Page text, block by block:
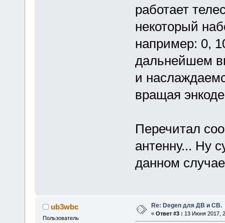
работает
некоторый
например: 0,
дальнейшем
и
вращая
Перечитал
антенну... Ну
данном
ub3wbc
Пользователь
Re: Degen для ДВ и СВ.
« Ответ #3 : 13 Июня 2017,